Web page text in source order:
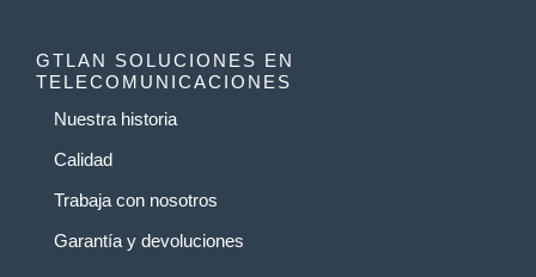
GTLAN SOLUCIONES EN
TELECOMUNICACIONES
Nuestra historia
Calidad
Trabaja con nosotros
Garantía y devoluciones